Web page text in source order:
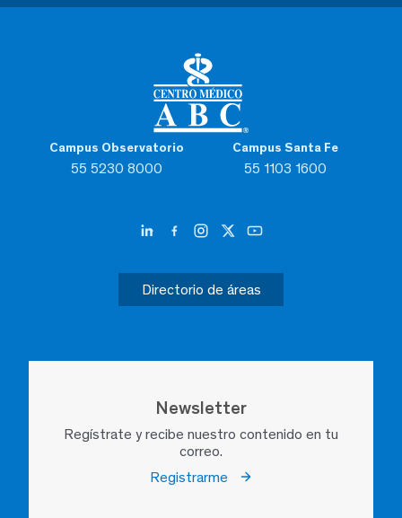
Campus Observatorio
55 5230 8000
Campus Santa Fe
55 1103 1600
Directorio de áreas
Newsletter
Regístrate y recibe nuestro contenido en tu
correo.
Registrarme